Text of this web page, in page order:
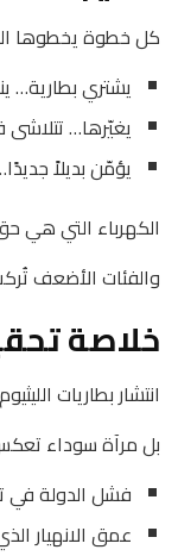
كل خطوة يخطوها
يشتري
يغيّرها… تتلاشى
يؤمّن بديلاً
الكهرباء التي هي
والفئات الأضعف
خلاصة
انتشار بطاريات
بل مرآة سوداء
فشل الدولة في
عمق الانهيار